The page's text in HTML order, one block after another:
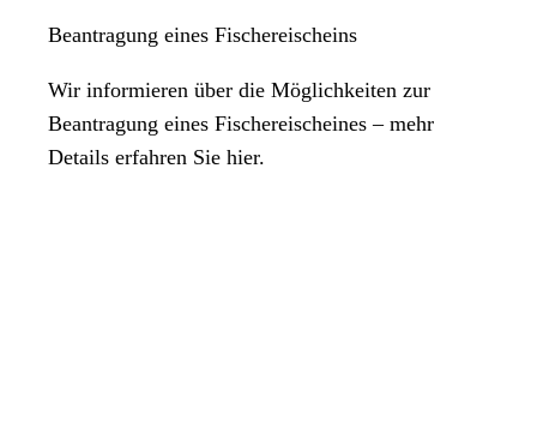
Beantragung eines Fischereischeins
Wir informieren über die Möglichkeiten zur
Beantragung eines Fischereischeines – mehr
Details erfahren Sie hier.